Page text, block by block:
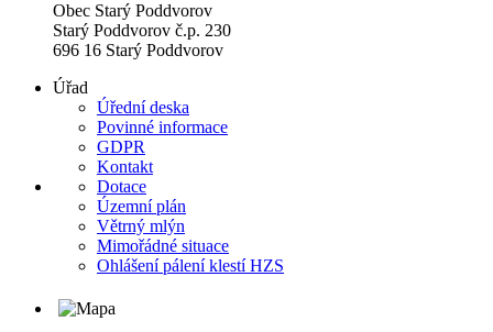
Obec Starý Poddvorov
Starý Poddvorov č.p. 230
696 16 Starý Poddvorov
Úřad
Úřední deska
Povinné informace
GDPR
Kontakt
Dotace
Územní plán
Větrný mlýn
Mimořádné situace
Ohlášení pálení klestí HZS